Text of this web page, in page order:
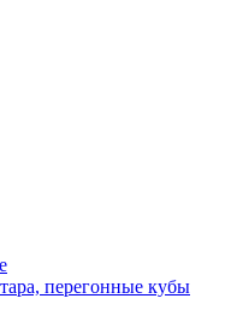
перегонные кубы